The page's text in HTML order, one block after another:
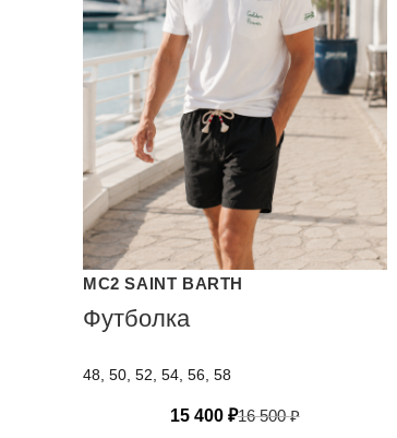
MC2 SAINT BARTH
Футболка
48, 50, 52, 54, 56, 58
16 500₽
15 400 ₽